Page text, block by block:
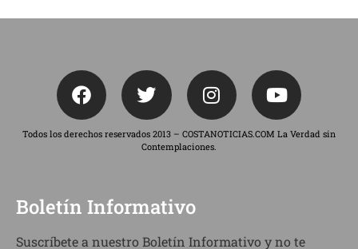
Todos los derechos reservados 2013 – COSTANOTICIAS.COM La Verdad sin
Contemplaciones.
Boletín Informativo
Suscríbete a nuestro Boletín Informativo y no te